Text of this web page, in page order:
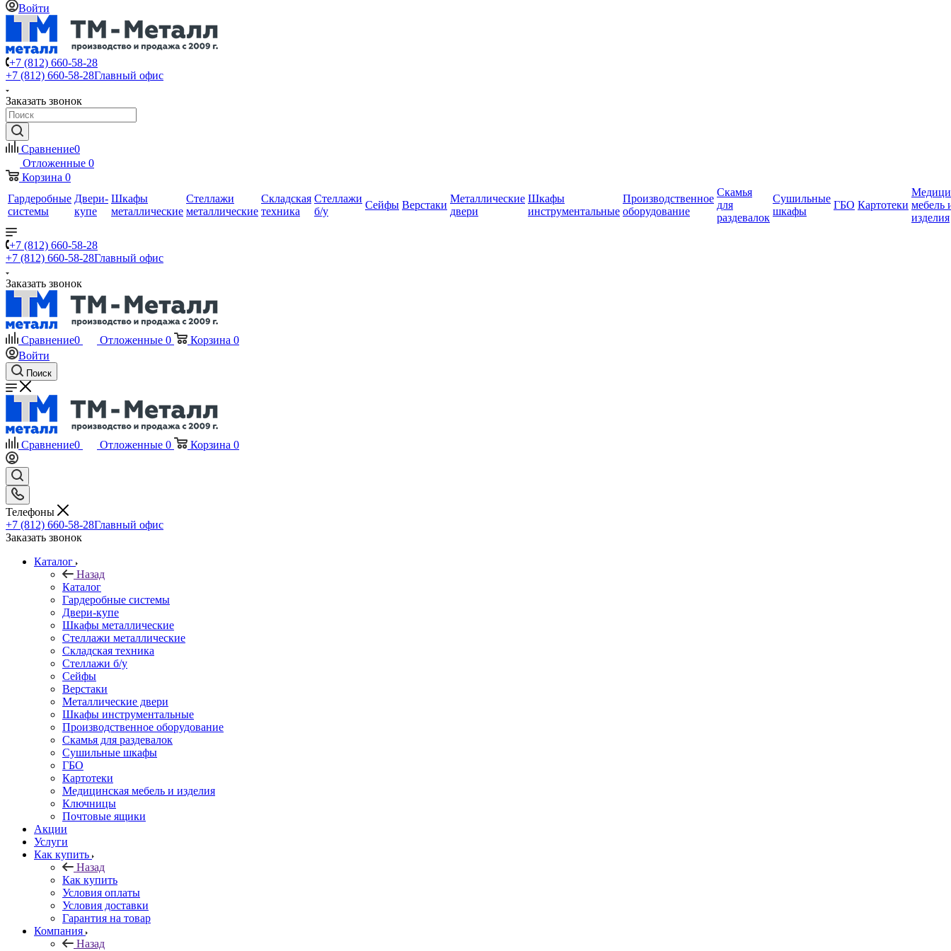
Войти
+7 (812) 660-58-28
+7 (812) 660-58-28Главный офис
Заказать звонок
Сравнение0
Отложенные 0
Корзина 0
Гардеробные
системы
Двери-
купе
Шкафы
металлические
Стеллажи
металлические
Складская
техника
Стеллажи
б/у
Сейфы Верстаки
Металлические
двери
Шкафы
инструментальные
Производственное
оборудование
Скамья
для
раздевалок
Сушильные
шкафы
ГБО Картотеки мебель
изделия
+7 (812) 660-58-28
+7 (812) 660-58-28Главный офис
Заказать звонок
Сравнение0 Отложенные 0 Корзина 0
Войти
Поиск
Сравнение0 Отложенные 0 Корзина 0
Телефоны
+7 (812) 660-58-28Главный офис
Заказать звонок
Каталог
Назад
Каталог
Гардеробные системы
Двери-купе
Шкафы металлические
Стеллажи металлические
Складская техника
Стеллажи б/у
Сейфы
Верстаки
Металлические двери
Шкафы инструментальные
Производственное оборудование
Скамья для раздевалок
Сушильные шкафы
ГБО
Картотеки
Медицинская мебель и изделия
Ключницы
Почтовые ящики
Акции
Услуги
Как купить
Назад
Как купить
Условия оплаты
Условия доставки
Гарантия на товар
Компания
Назад